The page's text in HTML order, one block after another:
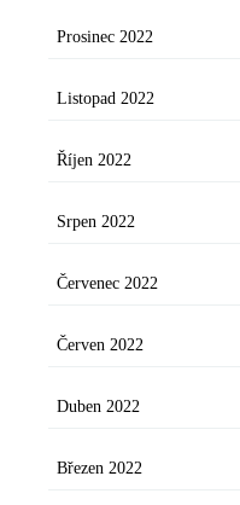
Prosinec 2022
Listopad 2022
Říjen 2022
Srpen 2022
Červenec 2022
Červen 2022
Duben 2022
Březen 2022